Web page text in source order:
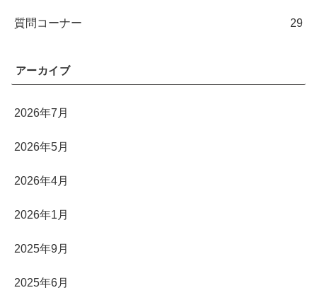
質問コーナー 29
アーカイブ
2026年7月
2026年5月
2026年4月
2026年1月
2025年9月
2025年6月